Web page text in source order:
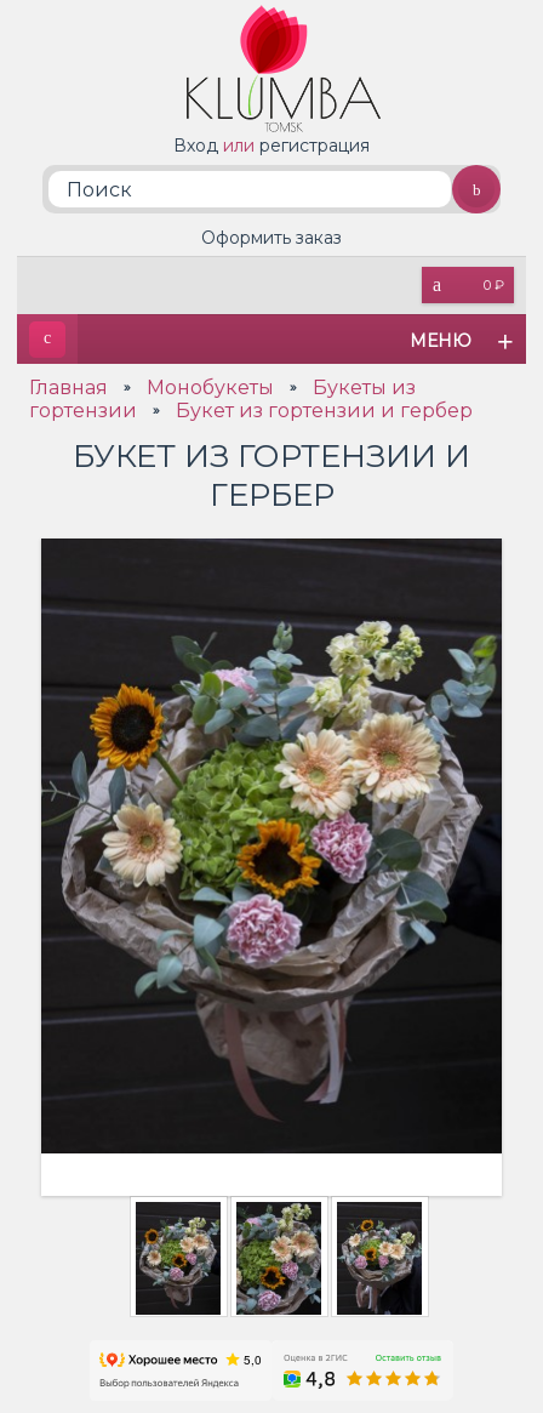
Вход или регистрация
0 ₽
Оформить заказ
МЕНЮ
Главная » Монобукеты »
Букеты из
гортензии
» Букет из гортензии и гербер
БУКЕТ ИЗ ГОРТЕНЗИИ И
ГЕРБЕР